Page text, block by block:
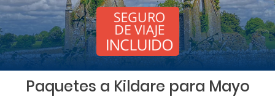
Paquetes a Kildare para Mayo